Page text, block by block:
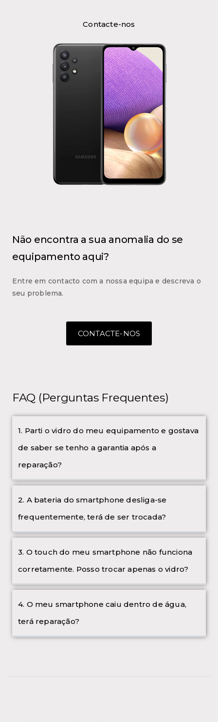
Contacte-nos
Não encontra a sua anomalia do se
equipamento aqui?
Entre em contacto com a nossa equipa e descreva o
seu problema.
CONTACTE-NOS
FAQ (Perguntas Frequentes)
1. Parti o vidro do meu equipamento e gostava
de saber se tenho a garantia após a
reparação?
2. A bateria do smartphone desliga-se
frequentemente, terá de ser trocada?
3. O touch do meu smartphone não funciona
corretamente. Posso trocar apenas o vidro?
4. O meu smartphone caiu dentro de água,
terá reparação?